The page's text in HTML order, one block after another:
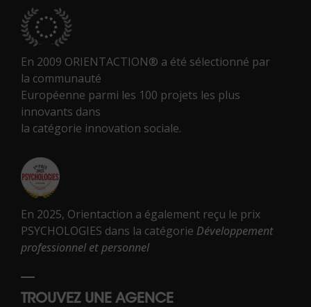
En 2009 ORIENTACTION® a été sélectionné par
la communauté
Européenne parmi les 100 projets les plus
innovants dans
la catégorie innovation sociale.
En 2025, Orientaction a également reçu le prix
PSYCHOLOGIES dans la catégorie Développement
professionnel et personnel
TROUVEZ UNE AGENCE